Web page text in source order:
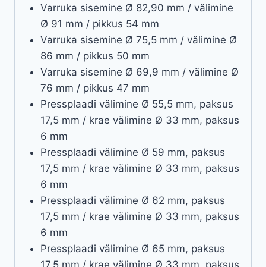
Varruka sisemine Ø 82,90 mm / välimine
Ø 91 mm / pikkus 54 mm
Varruka sisemine Ø 75,5 mm / välimine Ø
86 mm / pikkus 50 mm
Varruka sisemine Ø 69,9 mm / välimine Ø
76 mm / pikkus 47 mm
Pressplaadi välimine Ø 55,5 mm, paksus
17,5 mm / krae välimine Ø 33 mm, paksus
6 mm
Pressplaadi välimine Ø 59 mm, paksus
17,5 mm / krae välimine Ø 33 mm, paksus
6 mm
Pressplaadi välimine Ø 62 mm, paksus
17,5 mm / krae välimine Ø 33 mm, paksus
6 mm
Pressplaadi välimine Ø 65 mm, paksus